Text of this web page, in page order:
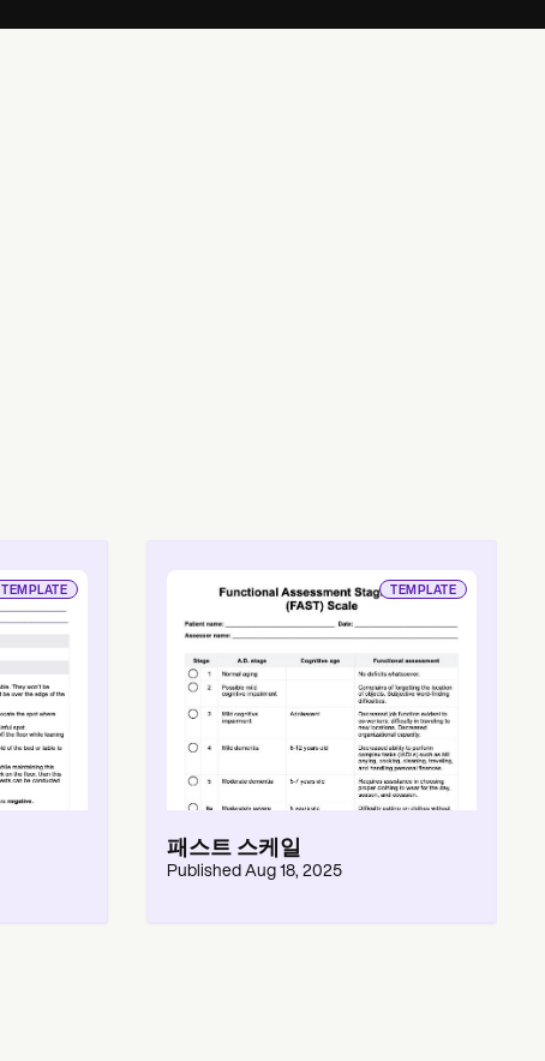
TEMPLATE TEMPLATE
패스트 스케일
Published Aug 18, 2025